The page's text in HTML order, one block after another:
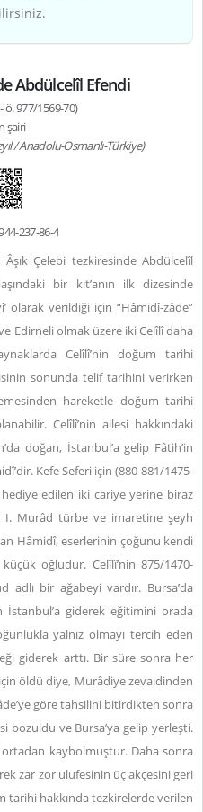
Abdülcelîl Efendi
ö. 977/1569-70)
şairi
/ Anadolu-Osmanlı-Türkiye)
237-86-4
Çelebi tezkiresinde Abdülcelîl
bir kıt’anın ilk dizesinde
olarak verildiği için “Hâmidî-zâde”
Edirneli olmak üzere iki Celîlî daha
Celîlî’nin doğum tarihi
sonunda telif tarihini verirken
hareketle doğum tarihi
Celîlî’nin ailesi hakkındaki
doğan, İstanbul’a gelip Fâtih’in
Kefe Seferi için (880-881/1475-
hediye edilen iki cariye yerine biraz
I. Murâd türbe ve imaretine şeyh
Hâmidî, eserlerinin çoğunu kendi
oğludur. Celîlî’nin 875/1470-
adlı bir ağabeyi vardır. Bursa’da
giderek eğitimini orada
yalnız olmayı tercih eden
giderek arttı. Bir süre sonra her
öldü diye, Murâdiye zevaidinden
göre tahsilini bitirdikten sonra
bozuldu ve Bursa’ya gelip yerleşti.
ortadan kaybolmuştur. Daha sonra
zar zor ulufesinin üç akçesini geri
tarihi hakkında tezkirelerde verilen